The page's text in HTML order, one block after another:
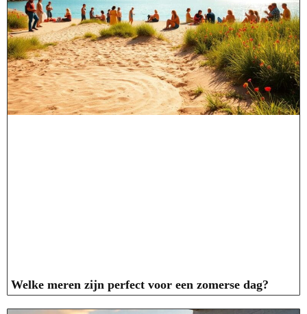
Welke meren zijn perfect voor een zomerse dag?